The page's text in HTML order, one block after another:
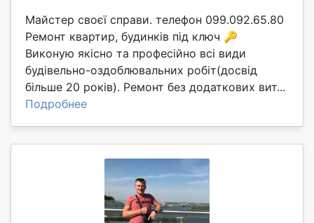
Майстер своєї справи. телефон 099.092.65.80
Ремонт квартир, будинків під ключ 🔑
Виконую якісно та професійно всі види
будівельно-оздоблювальних робіт(досвід
більше 20 років). Ремонт без додаткових вит...
Подробнее